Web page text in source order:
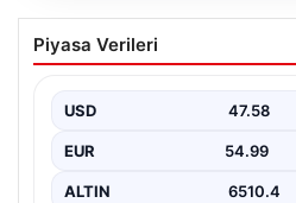
Yatırım araçlarının
nasıl oldu?
Gelişmeler", "content":
son bir hafta…
Piyasa Verileri
USD 47.58
EUR 54.99
ALTIN 6510.4